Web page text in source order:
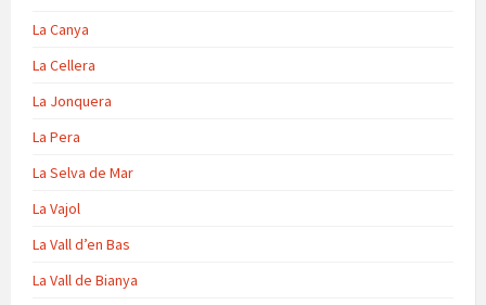
La Canya
La Cellera
La Jonquera
La Pera
La Selva de Mar
La Vajol
La Vall d’en Bas
La Vall de Bianya